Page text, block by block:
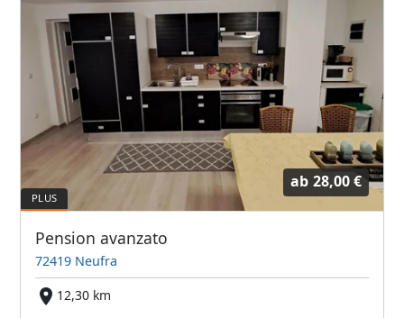
ab 28,00 €
Pension avanzato
72419 Neufra
12,30 km